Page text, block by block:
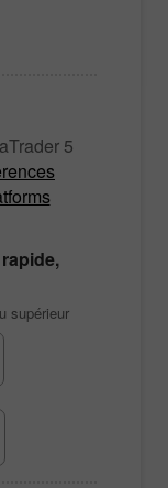
5
rapide,
supérieur